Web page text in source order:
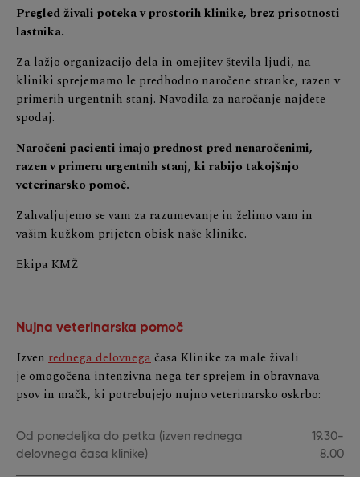
Pregled živali poteka v prostorih klinike, brez prisotnosti
lastnika.
Za lažjo organizacijo dela in omejitev števila ljudi, na
kliniki sprejemamo le predhodno naročene stranke, razen v
primerih urgentnih stanj. Navodila za naročanje najdete
spodaj.
Naročeni pacienti imajo prednost pred nenaročenimi,
razen v primeru urgentnih stanj, ki rabijo takojšnjo
veterinarsko pomoč.
Zahvaljujemo se vam za razumevanje in želimo vam in
vašim kužkom prijeten obisk naše klinike.
Ekipa KMŽ
Nujna veterinarska pomoč
Izven rednega delovnegačasa Klinike za male živali
je omogočena intenzivna nega ter sprejem in obravnava
psov in mačk, ki potrebujejo nujno veterinarsko oskrbo:
Od ponedeljka do petka (izven rednega
delovnega časa klinike)
19.30-
8.00